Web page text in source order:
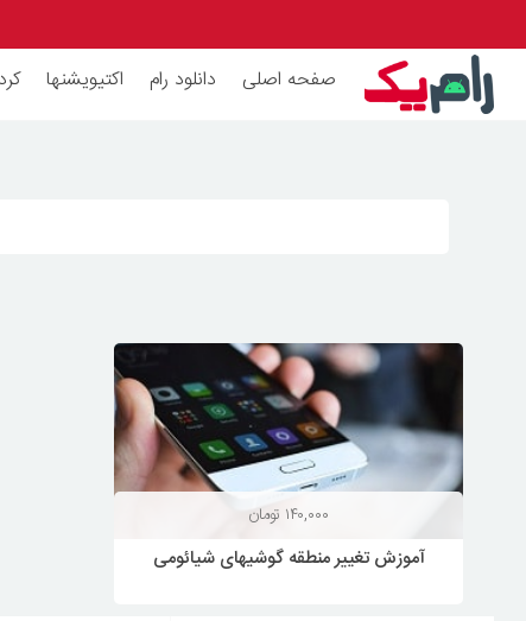
صفحه اصلی دانلود رام اکتیویشنها
آموزش تغییر منطقه گوشیهای شیائومی
۱۴۰,۰۰۰ تومان